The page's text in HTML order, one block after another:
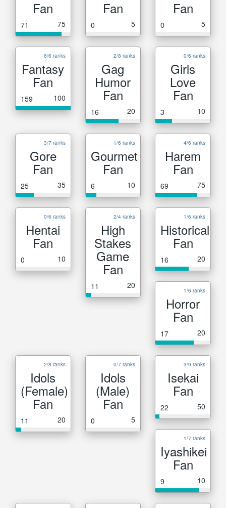
Fan
71 75
Fan
0 5
Fan
0 5
6/6 ranks
Fantasy
Fan
159 100
2/8 ranks
Gag
Humor
Fan
16 20
0/6 ranks
Girls
Love
Fan
3 10
3/7 ranks
Gore
Fan
25 35
1/6 ranks
Gourmet
Fan
6 10
4/6 ranks
Harem
Fan
69 75
0/6 ranks
Hentai
Fan
0 10
2/4 ranks
High
Stakes
Game
Fan
11 20
1/6 ranks
Historical
Fan
16 20
1/6 ranks
Horror
Fan
17 20
2/8 ranks
Idols
(Female)
Fan
11 20
0/7 ranks
Idols
(Male)
Fan
0 5
3/9 ranks
Isekai
Fan
22 50
1/7 ranks
Iyashikei
Fan
9 10